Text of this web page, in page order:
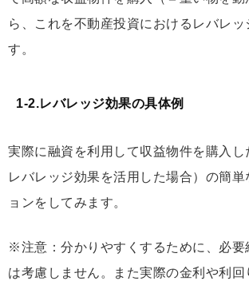
ら、これを不動産投資におけるレバレッ
す。
1-2.レバレッジ効果の具体例
実際に融資を利用して収益物件を購入し
レバレッジ効果を活用した場合）の簡単
ョンをしてみます。
※注意：分かりやすくするために、必要
は考慮しません。また実際の金利や利回